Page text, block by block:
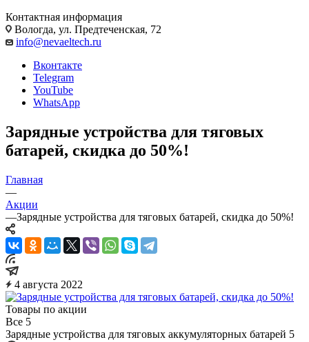
Контактная информация
Вологда, ул. Предтеченская, 72
info@nevaeltech.ru
Вконтакте
Telegram
YouTube
WhatsApp
Зарядные устройства для тяговых
батарей, скидка до 50%!
Главная
—
Акции
—Зарядные устройства для тяговых батарей, скидка до 50%!
4 августа 2022
Товары по акции
Все 5
Зарядные устройства для тяговых аккумуляторных батарей 5